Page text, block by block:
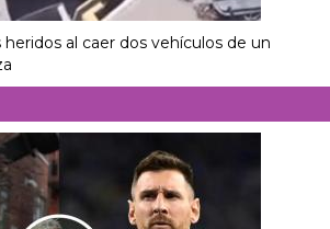
al caer dos vehículos de un